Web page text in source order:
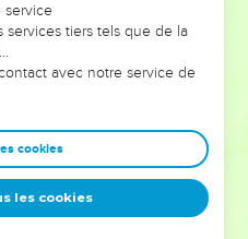
moins les doutes, les erreurs
traversés, alors même que ce
ont façonnés.
et responsables
sagesse afin que leurs erreurs
guidiez un ministère, une
leur expérience est faite
service
services tiers tels que de la
avec notre service de
cookies
les cookies